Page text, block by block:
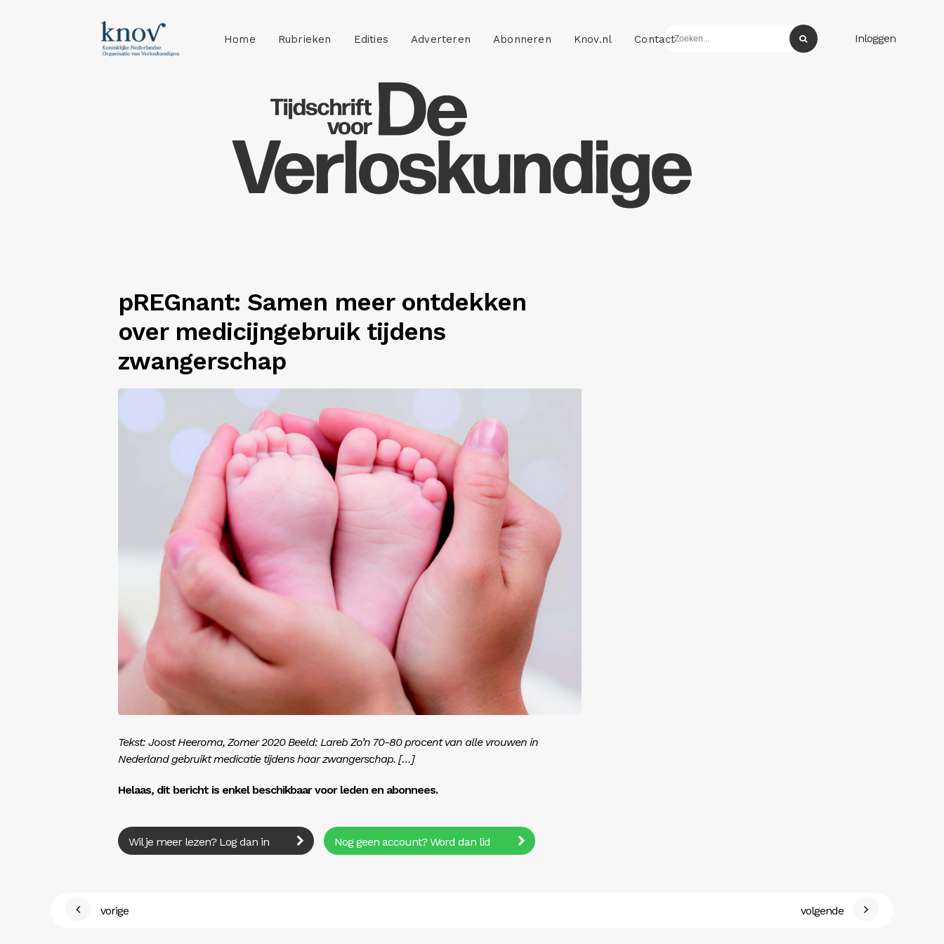
Home Rubrieken Edities Adverteren Abonneren Knov.nl Contact
pREGnant: Samen meer ontdekken
over medicijngebruik tijdens
zwangerschap
Tekst: Joost Heeroma, Zomer 2020 Beeld: Lareb Zo’n 70-80 procent van alle vrouwen in
Nederland gebruikt medicatie tijdens haar zwangerschap. […]
Helaas, dit bericht is enkel beschikbaar voor leden en abonnees.
Wil je meer lezen? Log dan in Nog geen account? Word dan lid
vorige volgende
Inloggen